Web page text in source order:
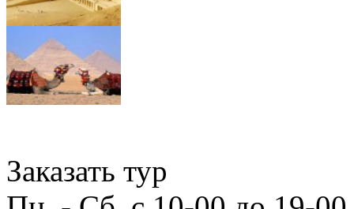
Заказать тур